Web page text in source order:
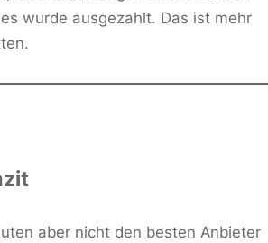
wurde ausgezahlt. Das ist mehr
aber nicht den besten Anbieter